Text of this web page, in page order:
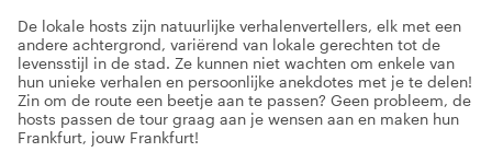
De lokale hosts zijn natuurlijke verhalenvertellers, elk met een
andere achtergrond, variërend van lokale gerechten tot de
levensstijl in de stad. Ze kunnen niet wachten om enkele van
hun unieke verhalen en persoonlijke anekdotes met je te delen!
Zin om de route een beetje aan te passen? Geen probleem, de
hosts passen de tour graag aan je wensen aan en maken hun
Frankfurt, jouw Frankfurt!